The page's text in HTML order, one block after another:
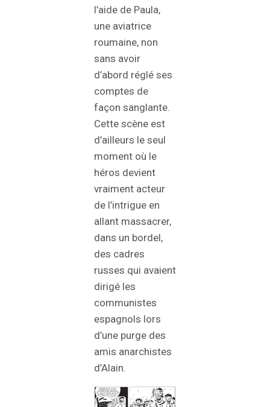
l’aide de Paula,
une aviatrice
roumaine, non
sans avoir
d’abord réglé ses
comptes de
façon sanglante.
Cette scène est
d’ailleurs le seul
moment où le
héros devient
vraiment acteur
de l’intrigue en
allant massacrer,
dans un bordel,
des cadres
russes qui avaient
dirigé les
communistes
espagnols lors
d’une purge des
amis anarchistes
d’Alain.